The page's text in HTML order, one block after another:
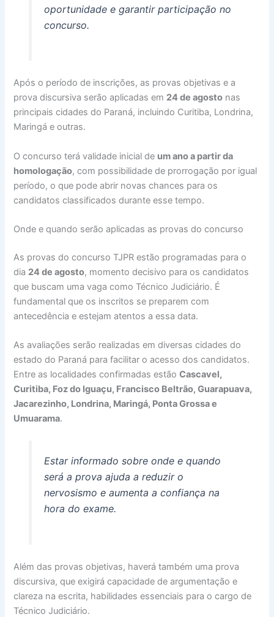
oportunidade e garantir participação no
concurso.
Após o período de inscrições, as provas objetivas e a
prova discursiva serão aplicadas em 24 de agosto nas
principais cidades do Paraná, incluindo Curitiba, Londrina,
Maringá e outras.
O concurso terá validade inicial de um ano a partir da
homologação, com possibilidade de prorrogação por igual
período, o que pode abrir novas chances para os
candidatos classificados durante esse tempo.
Onde e quando serão aplicadas as provas do concurso
As provas do concurso TJPR estão programadas para o
dia 24 de agosto, momento decisivo para os candidatos
que buscam uma vaga como Técnico Judiciário. É
fundamental que os inscritos se preparem com
antecedência e estejam atentos a essa data.
As avaliações serão realizadas em diversas cidades do
estado do Paraná para facilitar o acesso dos candidatos.
Entre as localidades confirmadas estãoCascavel,
Curitiba, Foz do Iguaçu, Francisco Beltrão, Guarapuava,
Jacarezinho, Londrina, Maringá, Ponta Grossa e
Umuarama.
Estar informado sobre onde e quando
será a prova ajuda a reduzir o
nervosismo e aumenta a confiança na
hora do exame.
Além das provas objetivas, haverá também uma prova
discursiva, que exigirá capacidade de argumentação e
clareza na escrita, habilidades essenciais para o cargo de
Técnico Judiciário.